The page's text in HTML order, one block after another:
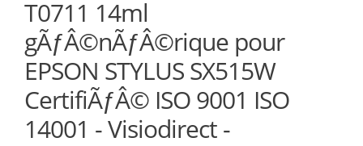
T0711 14ml
gÃƒÂ©nÃƒÂ©rique pour
EPSON STYLUS SX515W
CertifiÃƒÂ© ISO 9001 ISO
14001 - Visiodirect -